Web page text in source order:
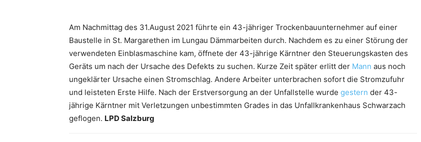
Am Nachmittag des 31.August 2021 führte ein 43-jähriger Trockenbauunternehmer auf einer
Baustelle in St. Margarethen im Lungau Dämmarbeiten durch. Nachdem es zu einer Störung der
verwendeten Einblasmaschine kam, öffnete der 43-jährige Kärntner den Steuerungskasten des
Geräts um nach der Ursache des Defekts zu suchen. Kurze Zeit später erlitt der Mann aus noch
ungeklärter Ursache einen Stromschlag. Andere Arbeiter unterbrachen sofort die Stromzufuhr
und leisteten Erste Hilfe. Nach der Erstversorgung an der Unfallstelle wurde gestern der 43-
jährige Kärntner mit Verletzungen unbestimmten Grades in das Unfallkrankenhaus Schwarzach
geflogen. LPD Salzburg